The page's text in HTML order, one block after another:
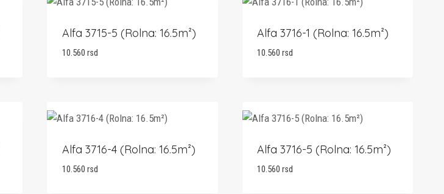
Alfa 3715-5 (Rolna: 16.5m²)
10.560 rsd
Alfa 3716-1 (Rolna: 16.5m²)
10.560 rsd
Alfa 3716-4 (Rolna: 16.5m²)
10.560 rsd
Alfa 3716-5 (Rolna: 16.5m²)
10.560 rsd